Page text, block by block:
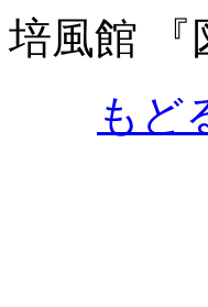
培風館 『
もど